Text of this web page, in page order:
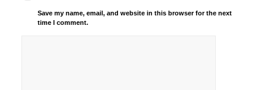
Save my name, email, and website in this browser for the next
time I comment.